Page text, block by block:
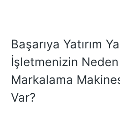
Başarıya Yatırım
İşletmenizin
Markalama
Var?